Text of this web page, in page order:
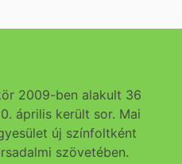
2009-ben alakult 36
április került sor. Mai
új színfoltként
szövetében.